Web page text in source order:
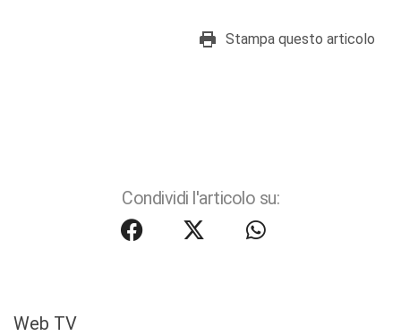
Stampa questo articolo
Condividi l'articolo su:
Web TV